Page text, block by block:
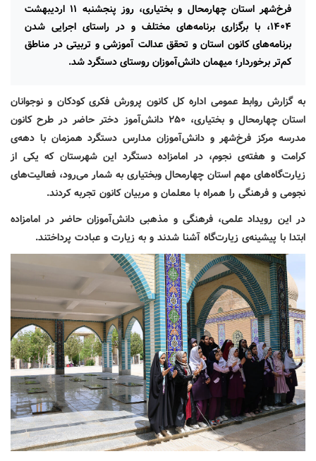
فرخ‌شهر استان چهارمحال و بختیاری، روز پنجشنبه ۱۱ اردیبهشت
۱۴۰۴، با برگزاری برنامه‌های مختلف و در راستای اجرایی شدن
برنامه‌های کانون استان و تحقق عدالت آموزشی و تربیتی در مناطق
کم‌تر برخوردار؛ میهمان دانش‌آموزان روستای دستگرد شد.
به گزارش روابط عمومی اداره کل کانون پرورش فکری کودکان و نوجوانان
استان چهارمحال و بختیاری، ۲۵۰ دانش‌آموز دختر حاضر در طرح کانون
مدرسه مرکز فرخ‌شهر و دانش‌آموزان مدارس دستگرد همزمان با دهه‌ی
کرامت و هفته‌ی نجوم، در امامزاده دستگرد این شهرستان که یکی از
زیارت‌گاه‌های مهم استان چهارمحال وبختیاری به شمار می‌رود، فعالیت‌های
نجومی و فرهنگی را همراه با معلمان و مربیان کانون تجربه کردند.
در این رویداد علمی، فرهنگی و مذهبی دانش‌آموزان حاضر در امامزاده
ابتدا با پیشینه‌ی زیارت‌گاه آشنا شدند و به زیارت و عبادت پرداختند.